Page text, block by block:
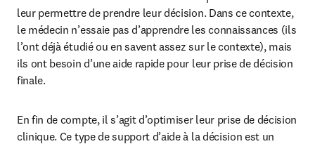
leur permettre de prendre leur décision. Dans ce contexte,
le médecin n’essaie pas d’apprendre les connaissances (ils
l’ont déjà étudié ou en savent assez sur le contexte), mais
ils ont besoin d’une aide rapide pour leur prise de décision
finale.
En fin de compte, il s’agit d’optimiser leur prise de décision
clinique. Ce type de support d’aide à la décision est un